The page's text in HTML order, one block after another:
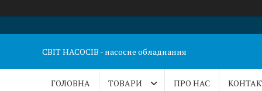
СВІТ НАСОСІВ - насосне обладнання
ГОЛОВНА ТОВАРИ ПРО НАС